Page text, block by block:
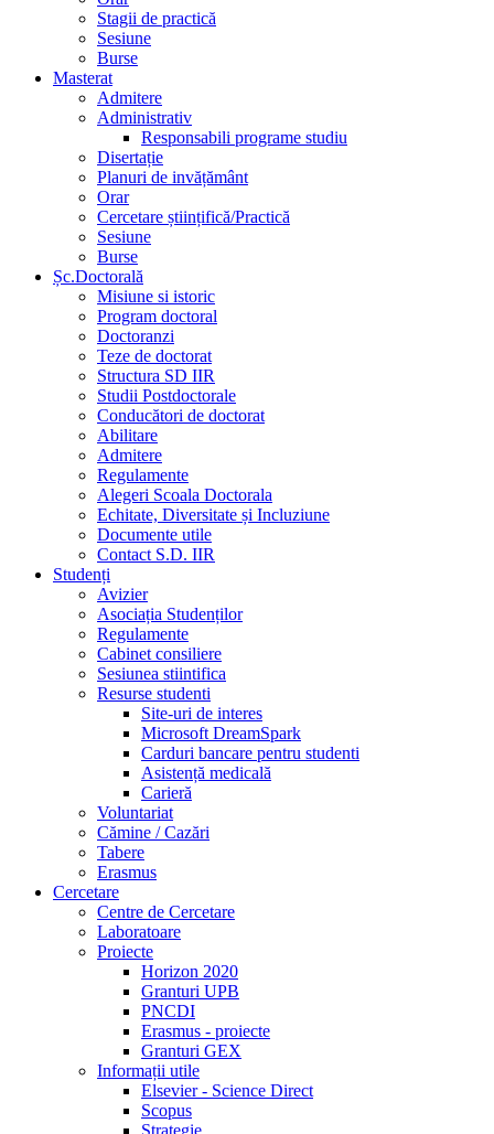
Stagii de practică
Sesiune
Burse
Masterat
Admitere
Administrativ
Responsabili programe studiu
Disertație
Planuri de invățământ
Orar
Cercetare științifică/Practică
Sesiune
Burse
Șc.Doctorală
Misiune si istoric
Program doctoral
Doctoranzi
Teze de doctorat
Structura SD IIR
Studii Postdoctorale
Conducători de doctorat
Abilitare
Admitere
Regulamente
Alegeri Scoala Doctorala
Echitate, Diversitate și Incluziune
Documente utile
Contact S.D. IIR
Studenți
Avizier
Asociația Studenților
Regulamente
Cabinet consiliere
Sesiunea stiintifica
Resurse studenti
Site-uri de interes
Microsoft DreamSpark
Carduri bancare pentru studenti
Asistență medicală
Carieră
Voluntariat
Cămine / Cazări
Tabere
Erasmus
Cercetare
Centre de Cercetare
Laboratoare
Proiecte
Horizon 2020
Granturi UPB
PNCDI
Erasmus - proiecte
Granturi GEX
Informații utile
Elsevier - Science Direct
Scopus
Strategie